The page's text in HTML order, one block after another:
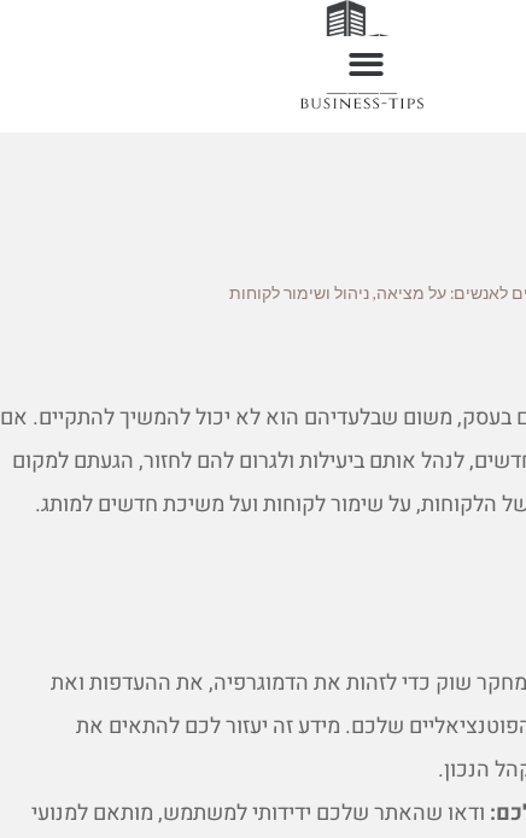
לאנשים: על מציאה, ניהול ושימור לקוחות
בעסק, משום שבלעדיהם הוא לא יכול להמשיך להתקיים. אם
לנהל אותם ביעילות ולגרום להם לחזור, הגעתם למקום
הלקוחות, על שימור לקוחות ועל משיכת חדשים למותג.
שוק כדי לזהות את הדמוגרפיה, את ההעדפות ואת
שלכם. מידע זה יעזור לכם להתאים את
הנכון.
ודאו שהאתר שלכם ידידותי למשתמש, מותאם למנועי